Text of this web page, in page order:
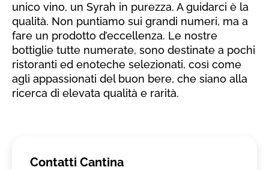
unico vino, un Syrah in purezza. A guidarci è la
qualità. Non puntiamo sui grandi numeri, ma a
fare un prodotto d’eccellenza. Le nostre
bottiglie tutte numerate, sono destinate a pochi
ristoranti ed enoteche selezionati, così come
agli appassionati del buon bere, che siano alla
ricerca di elevata qualità e rarità.
Contatti Cantina